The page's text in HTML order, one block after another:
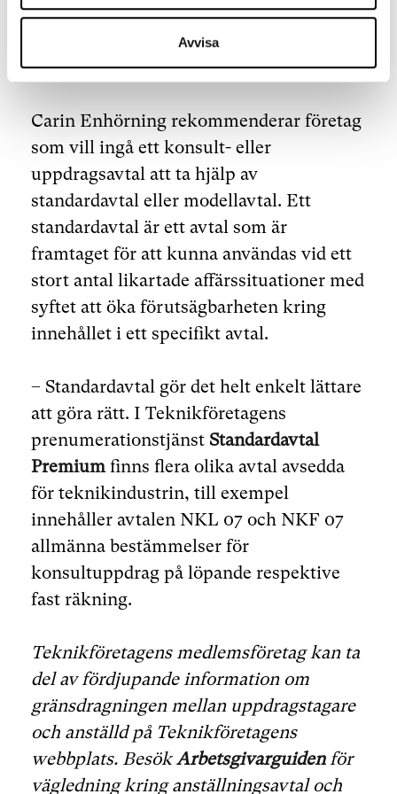
Avvisa
så talar det för att det är ett
uppdragsavtal. Uppstår tvist är det ytterst
en domstol som avgör frågan.
Carin Enhörning rekommenderar företag
som vill ingå ett konsult- eller
uppdragsavtal att ta hjälp av
standardavtal eller modellavtal. Ett
standardavtal är ett avtal som är
framtaget för att kunna användas vid ett
stort antal likartade affärssituationer med
syftet att öka förutsägbarheten kring
innehållet i ett specifikt avtal.
– Standardavtal gör det helt enkelt lättare
att göra rätt. I Teknikföretagens
prenumerationstjänst Standardavtal
Premiumfinns flera olika avtal avsedda
för teknikindustrin, till exempel
innehåller avtalen NKL 07 och NKF 07
allmänna bestämmelser för
konsultuppdrag på löpande respektive
fast räkning.
Teknikföretagens medlemsföretag kan ta
del av fördjupande information om
gränsdragningen mellan uppdragstagare
och anställd på Teknikföretagens
webbplats. BesökArbetsgivarguidenför
vägledning kring anställningsavtal och